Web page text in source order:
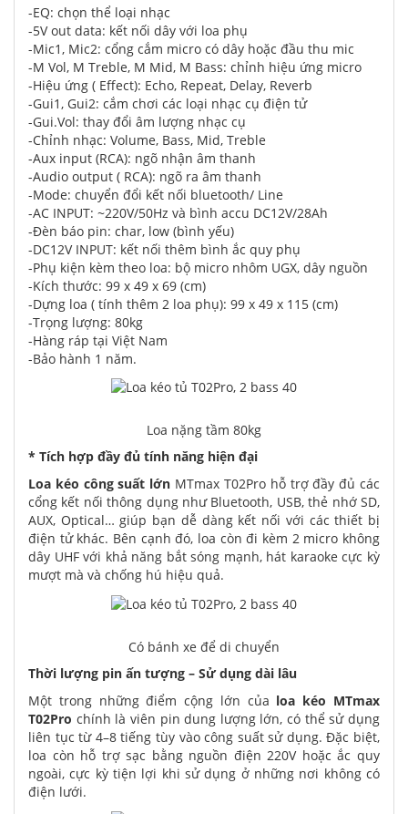
-EQ: chọn thể loại nhạc
-5V out data: kết nối dây với loa phụ
-Mic1, Mic2: cổng cắm micro có dây hoặc đầu thu mic
-M Vol, M Treble, M Mid, M Bass: chỉnh hiệu ứng micro
-Hiệu ứng ( Effect): Echo, Repeat, Delay, Reverb
-Gui1, Gui2: cắm chơi các loại nhạc cụ điện tử
-Gui.Vol: thay đổi âm lượng nhạc cụ
-Chỉnh nhạc: Volume, Bass, Mid, Treble
-Aux input (RCA): ngõ nhận âm thanh
-Audio output ( RCA): ngõ ra âm thanh
-Mode: chuyển đổi kết nối bluetooth/ Line
-AC INPUT: ~220V/50Hz và bình accu DC12V/28Ah
-Đèn báo pin: char, low (bình yếu)
-DC12V INPUT: kết nối thêm bình ắc quy phụ
-Phụ kiện kèm theo loa: bộ micro nhôm UGX, dây nguồn
-Kích thước: 99 x 49 x 69 (cm)
-Dựng loa ( tính thêm 2 loa phụ): 99 x 49 x 115 (cm)
-Trọng lượng: 80kg
-Hàng ráp tại Việt Nam
-Bảo hành 1 năm.
Loa nặng tầm 80kg
* Tích hợp đầy đủ tính năng hiện đại
Loa kéo công suất lớn MTmax T02Pro hỗ trợ đầy đủ các
cổng kết nối thông dụng như Bluetooth, USB, thẻ nhớ SD,
AUX, Optical… giúp bạn dễ dàng kết nối với các thiết bị
điện tử khác. Bên cạnh đó, loa còn đi kèm 2 micro không
dây UHF với khả năng bắt sóng mạnh, hát karaoke cực kỳ
mượt mà và chống hú hiệu quả.
Có bánh xe để di chuyển
Thời lượng pin ấn tượng – Sử dụng dài lâu
Một trong những điểm cộng lớn của loa kéo MTmax
T02Pro chính là viên pin dung lượng lớn, có thể sử dụng
liên tục từ 4–8 tiếng tùy vào công suất sử dụng. Đặc biệt,
loa còn hỗ trợ sạc bằng nguồn điện 220V hoặc ắc quy
ngoài, cực kỳ tiện lợi khi sử dụng ở những nơi không có
điện lưới.